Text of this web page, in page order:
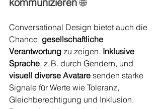
Conversational Design bietet auch die
Chance, gesellschaftliche
Verantwortung zu zeigen. Inklusive
Sprache, z. B. durch Gendern, und
visuell diverse Avatare senden starke
Signale für Werte wie Toleranz,
Gleichberechtigung und Inklusion.